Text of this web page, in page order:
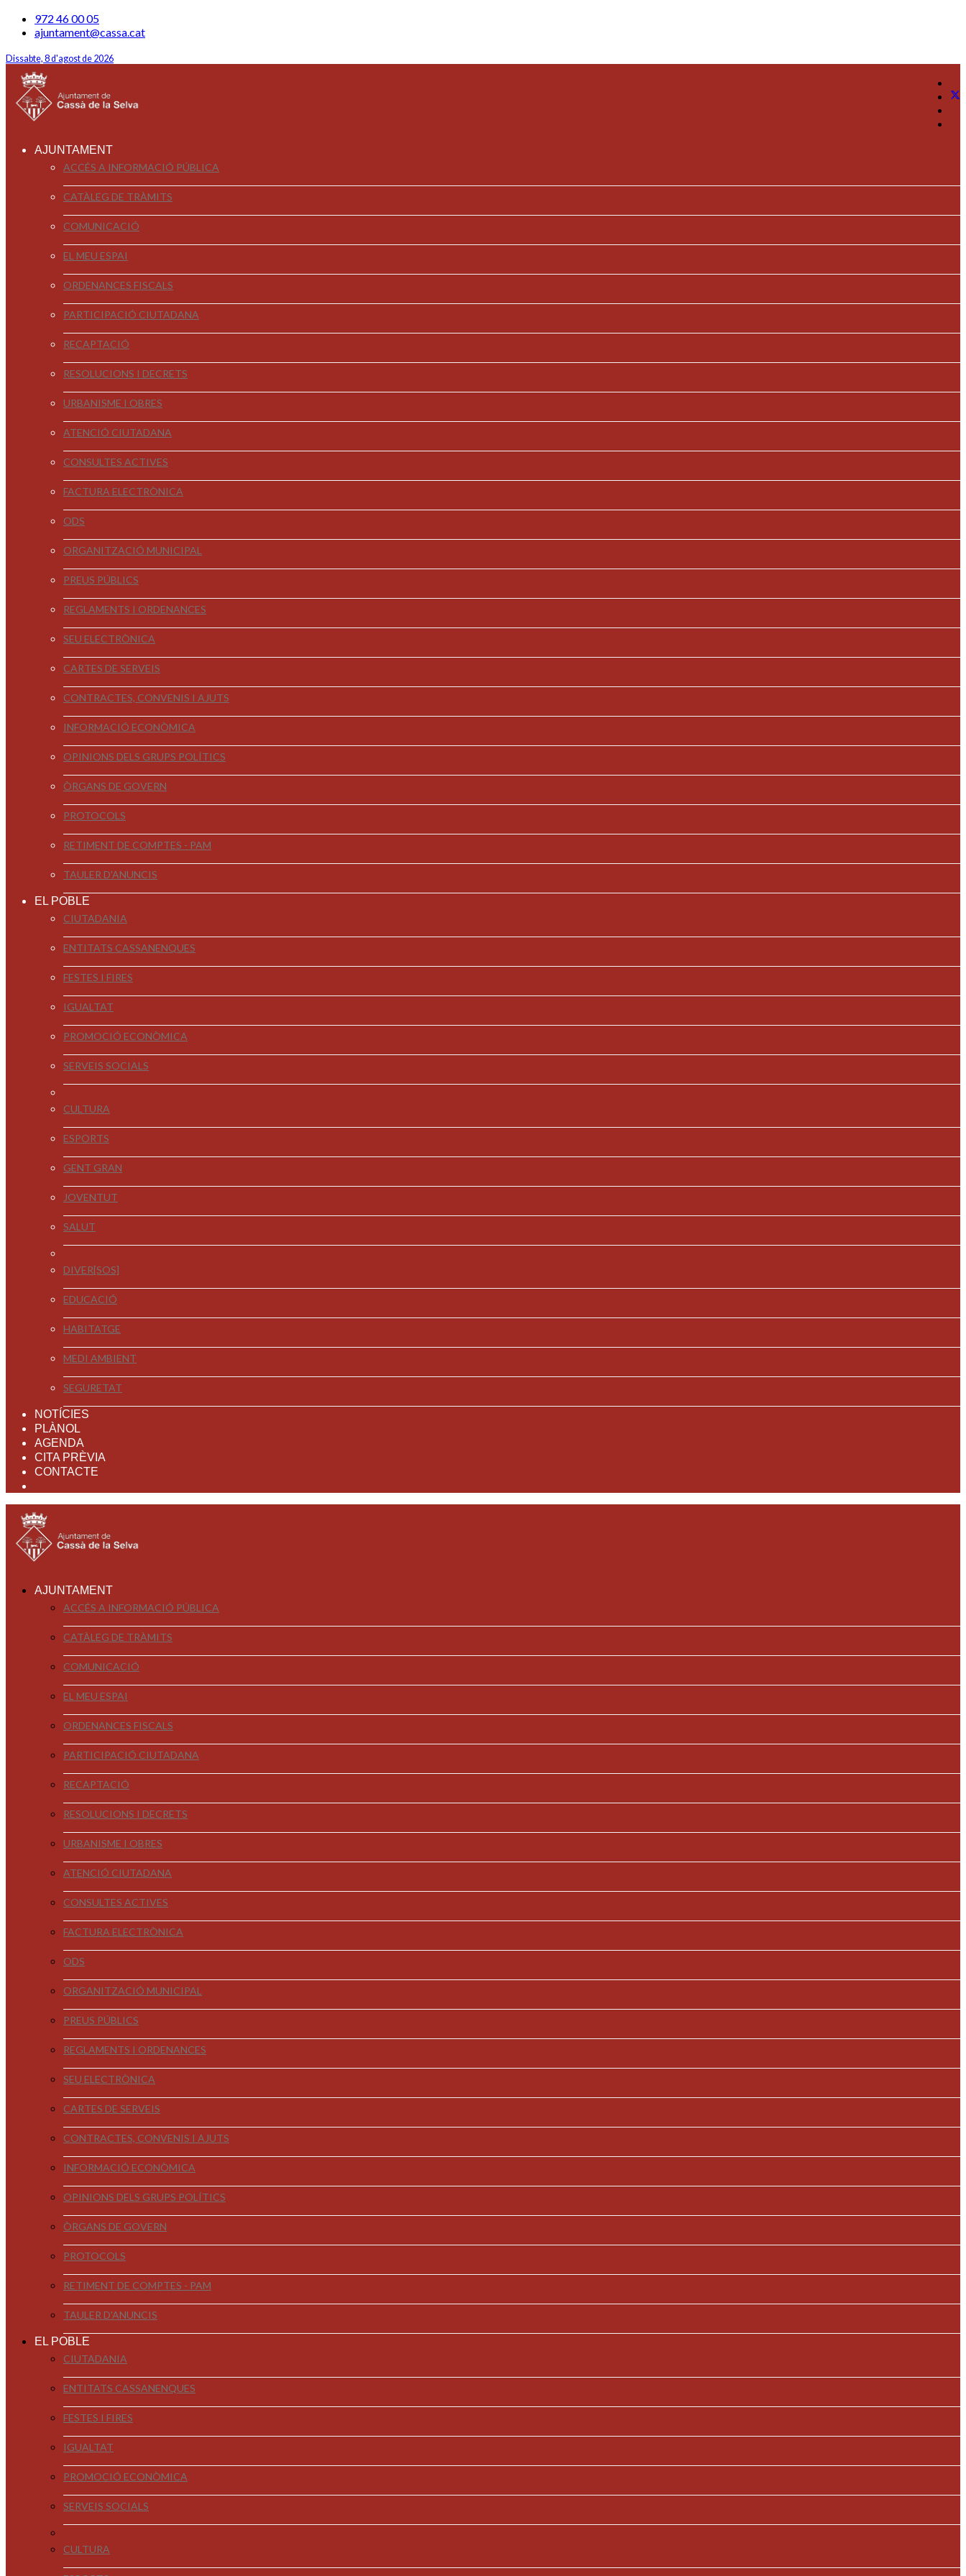
972 46 00 05
ajuntament@cassa.cat
Dissabte, 8 d'agost de 2026
AJUNTAMENT
ACCÉS A INFORMACIÓ PÚBLICA
CATÀLEG DE TRÀMITS
COMUNICACIÓ
EL MEU ESPAI
ORDENANCES FISCALS
PARTICIPACIÓ CIUTADANA
RECAPTACIÓ
RESOLUCIONS I DECRETS
URBANISME I OBRES
ATENCIÓ CIUTADANA
CONSULTES ACTIVES
FACTURA ELECTRÒNICA
ODS
ORGANITZACIÓ MUNICIPAL
PREUS PÚBLICS
REGLAMENTS I ORDENANCES
SEU ELECTRÒNICA
CARTES DE SERVEIS
CONTRACTES, CONVENIS I AJUTS
INFORMACIÓ ECONÒMICA
OPINIONS DELS GRUPS POLÍTICS
ÒRGANS DE GOVERN
PROTOCOLS
RETIMENT DE COMPTES - PAM
TAULER D'ANUNCIS
EL POBLE
CIUTADANIA
ENTITATS CASSANENQUES
FESTES I FIRES
IGUALTAT
PROMOCIÓ ECONÒMICA
SERVEIS SOCIALS
CULTURA
ESPORTS
GENT GRAN
JOVENTUT
SALUT
DIVER[SOS]
EDUCACIÓ
HABITATGE
MEDI AMBIENT
SEGURETAT
NOTÍCIES
PLÀNOL
AGENDA
CITA PRÈVIA
CONTACTE
AJUNTAMENT
ACCÉS A INFORMACIÓ PÚBLICA
CATÀLEG DE TRÀMITS
COMUNICACIÓ
EL MEU ESPAI
ORDENANCES FISCALS
PARTICIPACIÓ CIUTADANA
RECAPTACIÓ
RESOLUCIONS I DECRETS
URBANISME I OBRES
ATENCIÓ CIUTADANA
CONSULTES ACTIVES
FACTURA ELECTRÒNICA
ODS
ORGANITZACIÓ MUNICIPAL
PREUS PÚBLICS
REGLAMENTS I ORDENANCES
SEU ELECTRÒNICA
CARTES DE SERVEIS
CONTRACTES, CONVENIS I AJUTS
INFORMACIÓ ECONÒMICA
OPINIONS DELS GRUPS POLÍTICS
ÒRGANS DE GOVERN
PROTOCOLS
RETIMENT DE COMPTES - PAM
TAULER D'ANUNCIS
EL POBLE
CIUTADANIA
ENTITATS CASSANENQUES
FESTES I FIRES
IGUALTAT
PROMOCIÓ ECONÒMICA
SERVEIS SOCIALS
CULTURA